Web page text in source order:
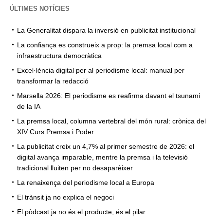
ÚLTIMES NOTÍCIES
La Generalitat dispara la inversió en publicitat institucional
La confiança es construeix a prop: la premsa local com a
infraestructura democràtica
Excel·lència digital per al periodisme local: manual per
transformar la redacció
Marsella 2026: El periodisme es reafirma davant el tsunami
de la IA
La premsa local, columna vertebral del món rural: crònica del
XIV Curs Premsa i Poder
La publicitat creix un 4,7% al primer semestre de 2026: el
digital avança imparable, mentre la premsa i la televisió
tradicional lluiten per no desaparèixer
La renaixença del periodisme local a Europa
El trànsit ja no explica el negoci
El pòdcast ja no és el producte, és el pilar